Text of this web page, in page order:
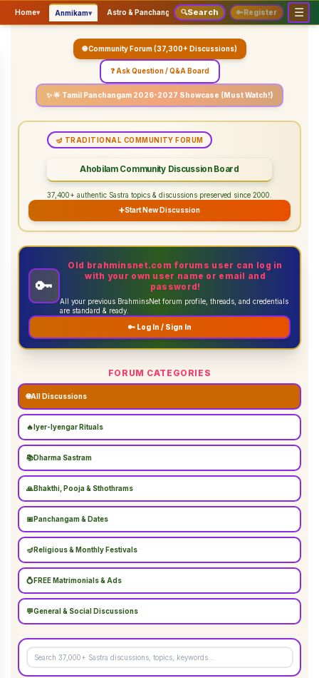
Home▾ Anmikam▾ Astro & Panchangam▾ Vaidhikam & Sastram▾
🔍Search 🔑Register ☰
🌐 Community Forum (37,300+ Discussions)
❓ Ask Question / Q&A Board
✨ 🌟 Tamil Panchangam 2026-2027 Showcase (Must Watch!)
🪔 TRADITIONAL COMMUNITY FORUM
Ahobilam Community Discussion Board
37,400+ authentic Sastra topics & discussions preserved since 2000.
➕Start New Discussion
🔑
Old brahminsnet.com forums user can log in
with your own user name or email and
password!
All your previous BrahminsNet forum profile, threads, and credentials
are standard & ready.
🔑 Log In / Sign In
FORUM CATEGORIES
🌐All Discussions
🔥 Iyer-Iyengar Rituals
📚Dharma Sastram
🙏Bhakthi, Pooja & Sthothrams
📅 Panchangam & Dates
🪔 Religious & Monthly Festivals
💍 FREE Matrimonials & Ads
💬General & Social Discussions